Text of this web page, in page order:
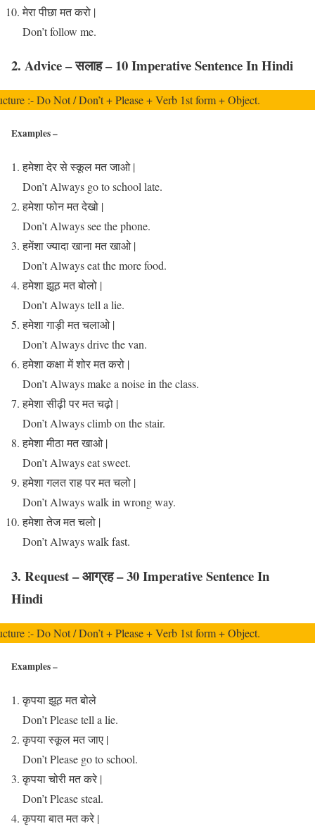
मेरा पीछा मत करो |
Don’t follow me.
‍2. Advice – सलाह – 10 Imperative Sentence In Hindi
:- Do Not / Don’t + Please + Verb 1st form + Object.
Examples –
हमेशा देर से स्कूल मत जाओ |
Don’t Always go to school late.
हमेशा फोन मत देखो |
Don’t Always see the phone.
हमेंशा ज्यादा खाना मत खाओ |
Don’t Always eat the more food.
हमेशा झूठ मत बोलो |
Don’t Always tell a lie.
हमेशा गाड़ी मत चलाओ |
Don’t Always drive the van.
हमेशा कक्षा में शोर मत करो |
Don’t Always make a noise in the class.
हमेशा सीढ़ी पर मत चढ़ो |
Don’t Always climb on the stair.
हमेशा मीठा मत खाओ |
Don’t Always eat sweet.
हमेशा गलत राह पर मत चलो |
Don’t Always walk in wrong way.
हमेशा तेज मत चलो |
Don’t Always walk fast.
3. Request – आग्रह – 30 Imperative Sentence In
Hindi
:- Do Not / Don’t + Please + Verb 1st form + Object.
Examples –
कृपया झूठ मत बोले
Don’t Please tell a lie.
कृपया स्कूल मत जाए |
Don’t Please go to school.
कृपया चोरी मत करे |
Don’t Please steal.
कृपया बात मत करे |